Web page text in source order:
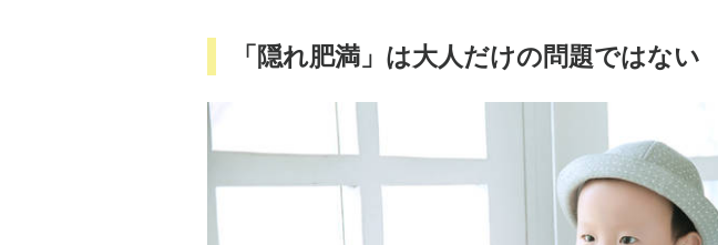
「隠れ肥満」は大人だけの問題ではない